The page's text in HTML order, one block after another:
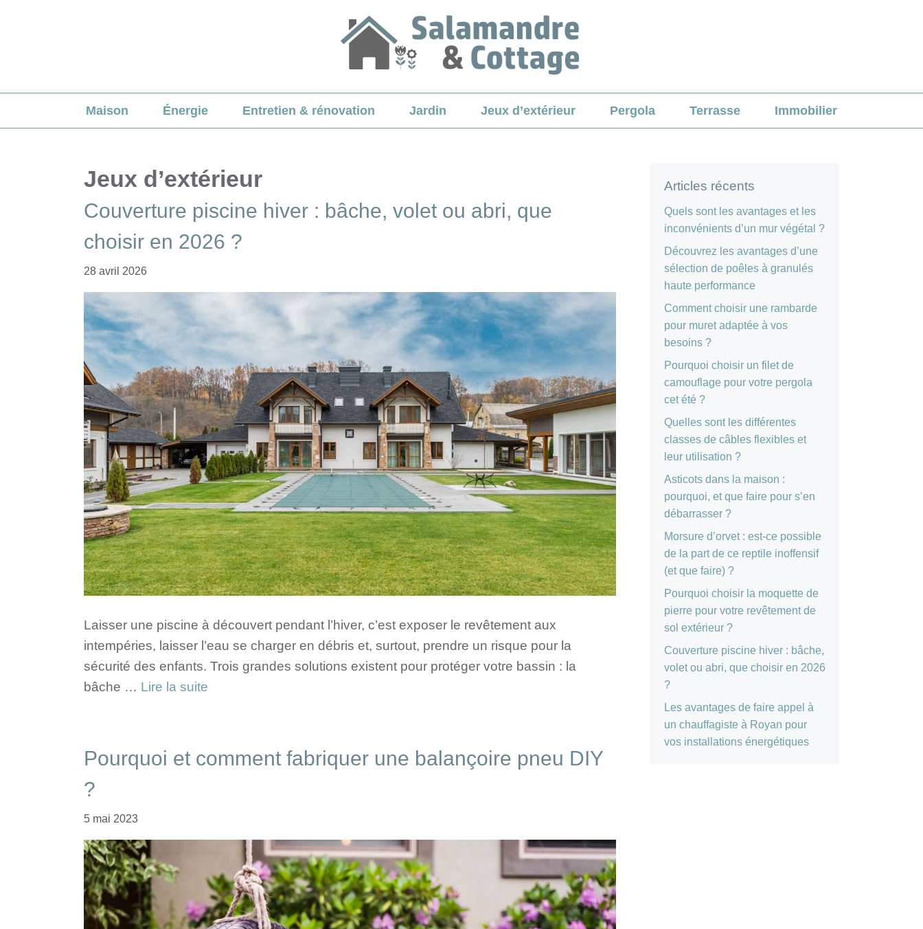
Maison Énergie Entretien & rénovation Jardin Jeux d’extérieur Pergola Terrasse Immobilier
Jeux d’extérieur
Couverture piscine hiver : bâche, volet ou abri, que
choisir en 2026 ?
28 avril 2026
Laisser une piscine à découvert pendant l’hiver, c’est exposer le revêtement aux
intempéries, laisser l’eau se charger en débris et, surtout, prendre un risque pour la
sécurité des enfants. Trois grandes solutions existent pour protéger votre bassin : la
bâche … Lire la suite
Pourquoi et comment fabriquer une balançoire pneu DIY
?
5 mai 2023
Articles récents
Quels sont les avantages et les
inconvénients d’un mur végétal ?
Découvrez les avantages d’une
sélection de poêles à granulés
haute performance
Comment choisir une rambarde
pour muret adaptée à vos
besoins ?
Pourquoi choisir un filet de
camouflage pour votre pergola
cet été ?
Quelles sont les différentes
classes de câbles flexibles et
leur utilisation ?
Asticots dans la maison :
pourquoi, et que faire pour s’en
débarrasser ?
Morsure d’orvet : est-ce possible
de la part de ce reptile inoffensif
(et que faire) ?
Pourquoi choisir la moquette de
pierre pour votre revêtement de
sol extérieur ?
Couverture piscine hiver : bâche,
volet ou abri, que choisir en 2026
?
Les avantages de faire appel à
un chauffagiste à Royan pour
vos installations énergétiques